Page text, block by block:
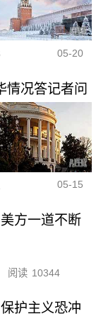
05-20
况答记者问
05-15
方一道不断
阅读 10344
护主义恐冲